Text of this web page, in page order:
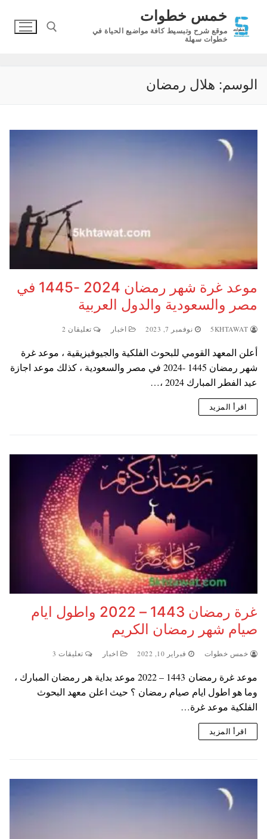
المحتوى
خمس خطوات
موقع شرح وتبسيط كافة مواضيع الحياة في
خطوات سهلة
الوسم: هلال رمضان
موعد غرة شهر رمضان 2024 -1445 في
مصر والسعودية والدول العربية
نوفمبر 7, 2023 اخبار تعليقان 2
أعلن المعهد القومي للبحوث الفلكية والجيوفيزيقية ، موعد غرة
شهر رمضان 1445 -2024 في مصر والسعودية ، كذلك موعد اجازة
عيد الفطر المبارك 2024 ،…
اقرأ المزيد
غرة رمضان 1443 – 2022 واطول ايام
صيام شهر رمضان الكريم
خمس خطوات فبراير 10, 2022 اخبار تعليقات 3
موعد غرة رمضان 1443 – 2022 موعد بداية هر رمضان المبارك ،
وما هو اطول ايام صيام رمضان ؟ حيث اعلن معهد البحوث
الفلكية موعد غرة…
اقرأ المزيد